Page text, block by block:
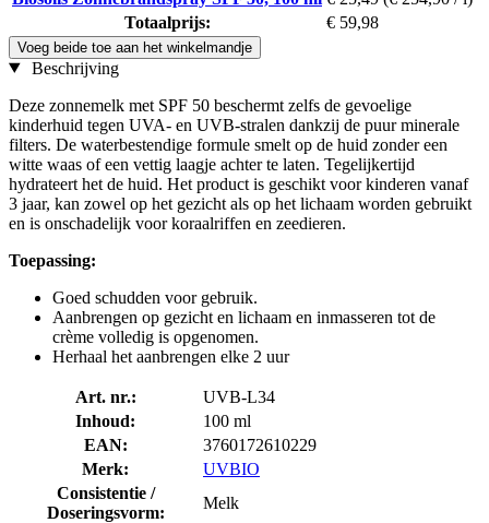
Totaalprijs:
€ 59,98
Voeg beide toe aan het winkelmandje
Beschrijving
Deze zonnemelk met SPF 50 beschermt zelfs de gevoelige
kinderhuid tegen UVA- en UVB-stralen dankzij de puur minerale
filters. De waterbestendige formule smelt op de huid zonder een
witte waas of een vettig laagje achter te laten. Tegelijkertijd
hydrateert het de huid. Het product is geschikt voor kinderen vanaf
3 jaar, kan zowel op het gezicht als op het lichaam worden gebruikt
en is onschadelijk voor koraalriffen en zeedieren.
Toepassing:
Goed schudden voor gebruik.
Aanbrengen op gezicht en lichaam en inmasseren tot de
crème volledig is opgenomen.
Herhaal het aanbrengen elke 2 uur
Art. nr.:
UVB-L34
Inhoud:
100 ml
EAN:
3760172610229
Merk:
UVBIO
Consistentie /
Doseringsvorm:
Melk